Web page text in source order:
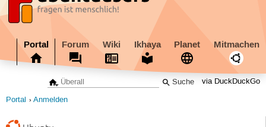
Portal Forum Wiki Ikhaya Planet Mitmachen
via DuckDuckGo
Portal Anmelden